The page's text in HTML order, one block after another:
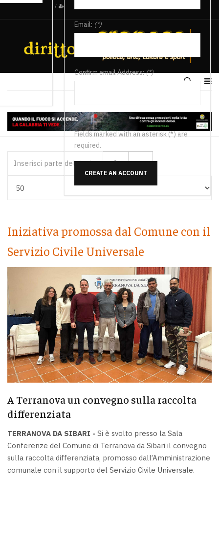
/
Email: (*)
Confirm email Address:(*)
Fields marked with an asterisk (*) are
required.
CREATE AN ACCOUNT
Iniziativa promossa dal Comune con il
Servizio Civile Universale
A Terranova un convegno sulla raccolta
differenziata
TERRANOVA DA SIBARI - Si è svolto presso la Sala
Conferenze del Comune di Terranova da Sibari il convegno
sulla raccolta differenziata, promosso dall’Amministrazione
comunale con il supporto del Servizio Civile Universale.